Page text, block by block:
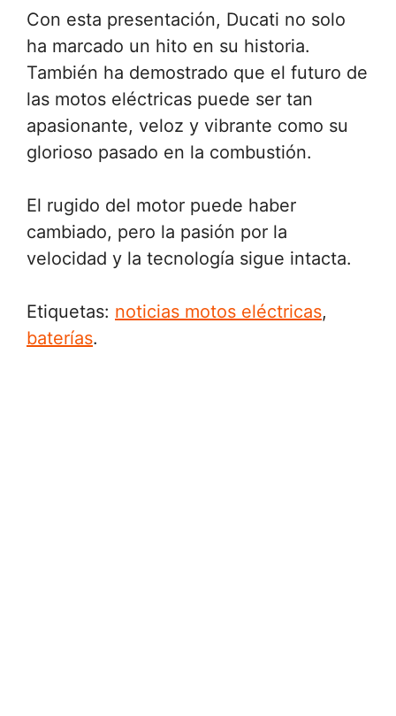
Con esta presentación, Ducati no solo
ha marcado un hito en su historia.
También ha demostrado que el futuro de
las motos eléctricas puede ser tan
apasionante, veloz y vibrante como su
glorioso pasado en la combustión.
El rugido del motor puede haber
cambiado, pero la pasión por la
velocidad y la tecnología sigue intacta.
Etiquetas: noticias motos eléctricas,
baterías.